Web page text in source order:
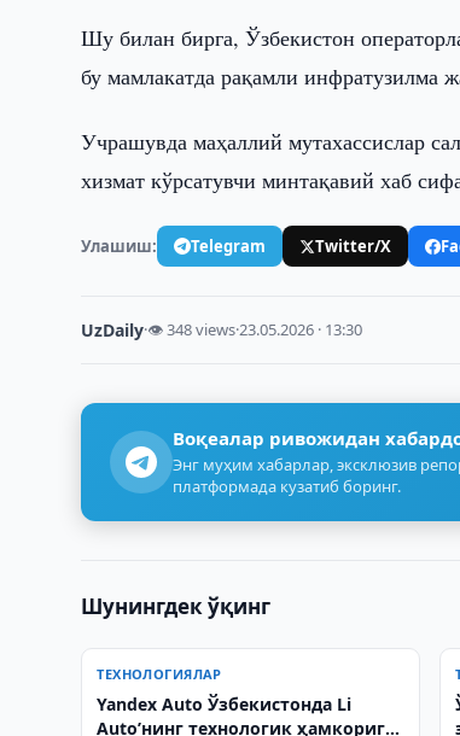
Шу билан бирга, Ўзбекистон
бу мамлакатда рақамли инфратузилма
Учрашувда маҳаллий мутахассислар
хизмат кўрсатувчи минтақавий хаб
Улашиш: Telegram Twitter/X
UzDaily·👁 348 views·23.05.2026 · 13:30
Воқеалар ривожидан
Энг муҳим хабарлар, эксклюзив
платформада кузатиб боринг.
Шунингдек ўқинг
ТЕХНОЛОГИЯЛАР
Yandex Auto Ўзбекистонда Li
Auto’нинг технологик ҳамкорига